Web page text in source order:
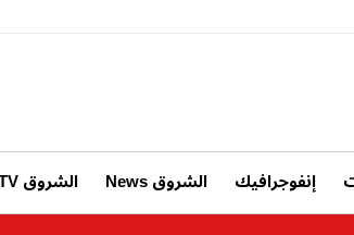
إنفوجرافيك الشروق News الشروق TV